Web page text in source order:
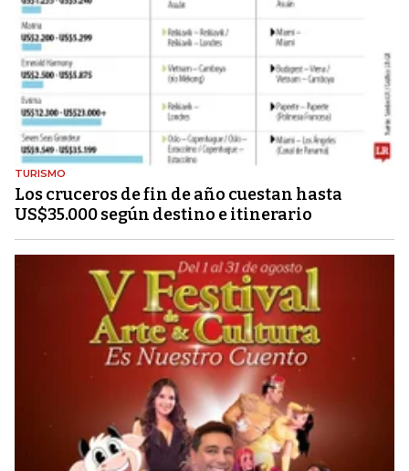
TURISMO
Los cruceros de fin de año cuestan hasta
US$35.000 según destino e itinerario